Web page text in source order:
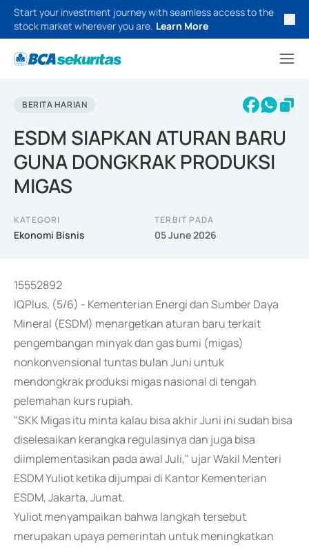
Start your investment journey with seamless access to the
stock market wherever you are. Learn More
BERITA HARIAN
ESDM SIAPKAN ATURAN BARU
GUNA DONGKRAK PRODUKSI
MIGAS
KATEGORI
Ekonomi Bisnis
TERBIT PADA
05 June 2026
15552892
IQPlus, (5/6) - Kementerian Energi dan Sumber Daya
Mineral (ESDM) menargetkan aturan baru terkait
pengembangan minyak dan gas bumi (migas)
nonkonvensional tuntas bulan Juni untuk
mendongkrak produksi migas nasional di tengah
pelemahan kurs rupiah.
"SKK Migas itu minta kalau bisa akhir Juni ini sudah bisa
diselesaikan kerangka regulasinya dan juga bisa
diimplementasikan pada awal Juli," ujar Wakil Menteri
ESDM Yuliot ketika dijumpai di Kantor Kementerian
ESDM, Jakarta, Jumat.
Yuliot menyampaikan bahwa langkah tersebut
merupakan upaya pemerintah untuk meningkatkan